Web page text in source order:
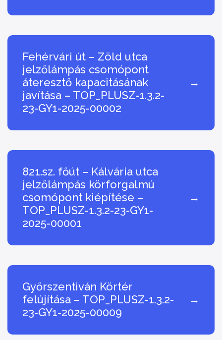
Fehérvári út – Zöld utca
jelzőlámpás csomópont
áteresztő kapacitásának
javítása – TOP_PLUSZ-1.3.2-
23-GY1-2025-00002
→
821.sz. főút – Kálvária utca
jelzőlámpás körforgalmú
csomópont kiépítése –
TOP_PLUSZ-1.3.2-23-GY1-
2025-00001
→
Győrszentiván Körtér
felújítása – TOP_PLUSZ-1.3.2-
23-GY1-2025-00009
→